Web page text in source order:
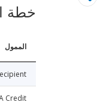
خطة
الممول
Credit